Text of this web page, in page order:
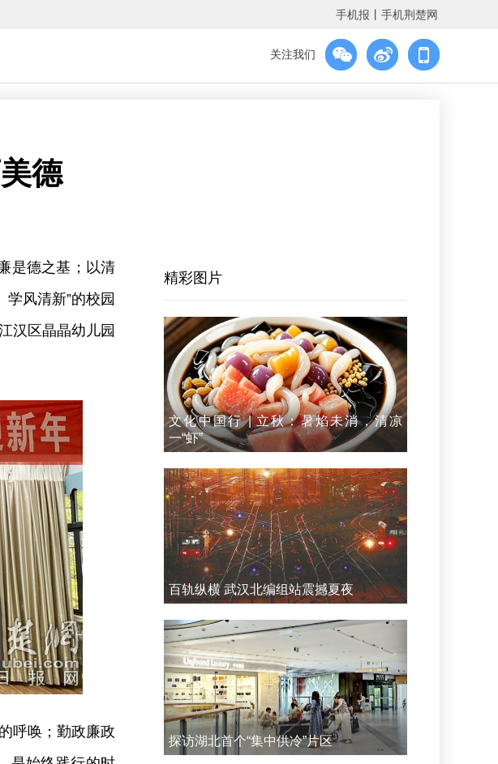
手机报 手机荆楚网
关注我们
德
是德之基；以清
风清新”的校园
汉区晶晶幼儿园
呼唤；勤政廉政
精彩图片
文化中国行 | 立秋：暑焰未消，清凉
一“虾”
百轨纵横 武汉北编组站震撼夏夜
探访湖北首个“集中供冷”片区